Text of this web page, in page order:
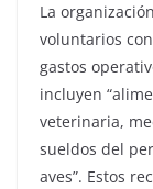
La
voluntarios
gastos
incluyen
veterinaria,
sueldos del
aves”. Estos